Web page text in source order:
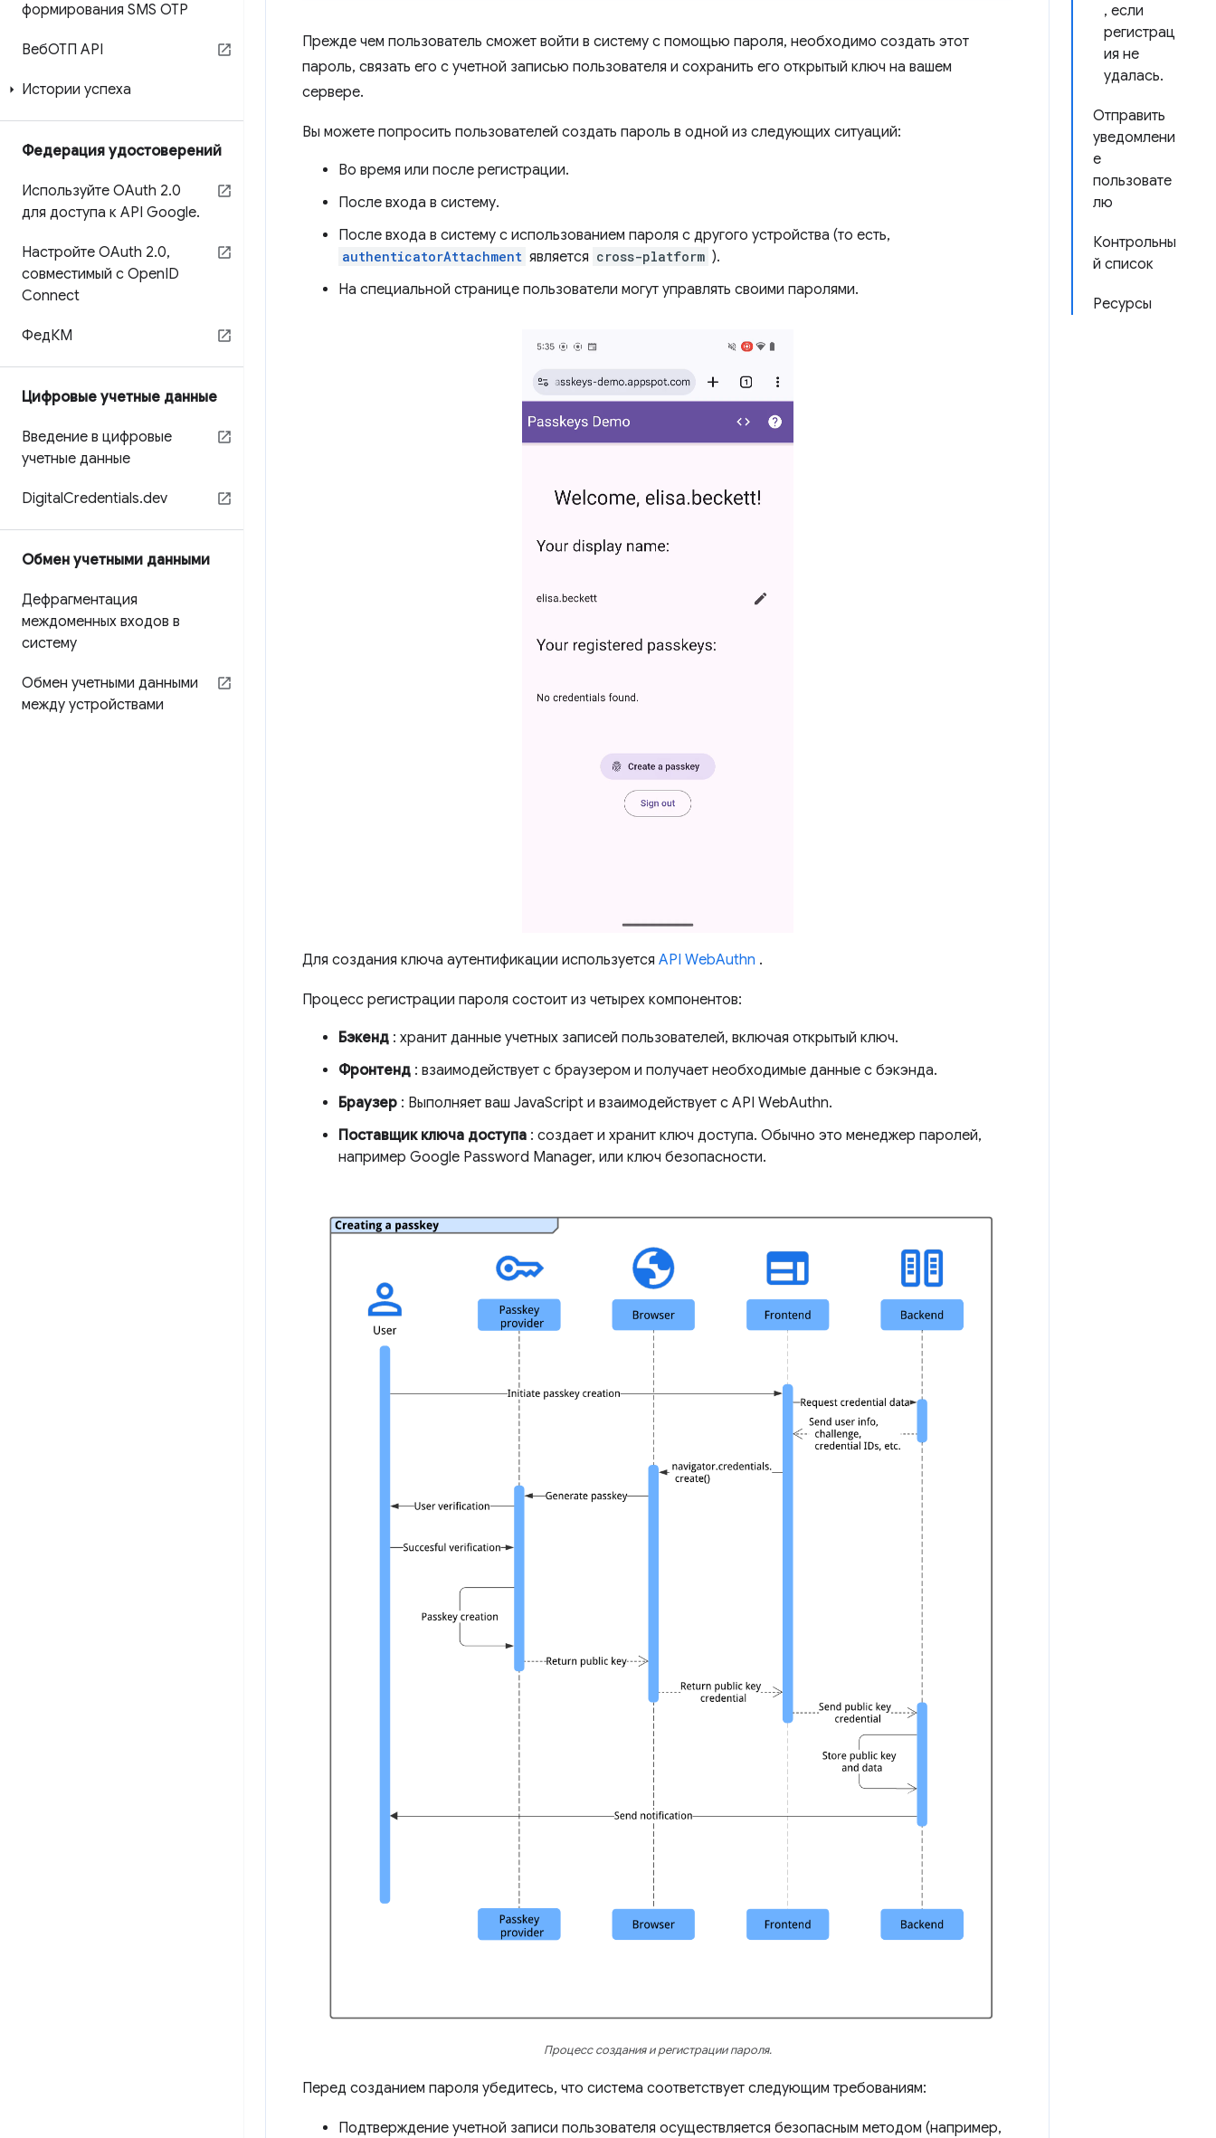
формирования SMS OTP
ВебОТП API
Истории успеха
Федерация удостоверений
Используйте OAuth 2.0
для доступа к API Google.
Настройте OAuth 2.0,
совместимый с OpenID
Connect
ФедКМ
Цифровые учетные данные
Введение в цифровые
учетные данные
DigitalCredentials.dev
Обмен учетными данными
Дефрагментация
междоменных входов в
систему
Обмен учетными данными
между устройствами
, если
регистрац
ия не
удалась.
Отправить
уведомлени
е
пользовате
лю
Контрольны
й список
Ресурсы
Прежде чем пользователь сможет войти в систему с помощью пароля, необходимо создать этот
пароль, связать его с учетной записью пользователя и сохранить его открытый ключ на вашем
сервере.
Вы можете попросить пользователей создать пароль в одной из следующих ситуаций:
Во время или после регистрации.
После входа в систему.
После входа в систему с использованием пароля с другого устройства (то есть,
authenticatorAttachment является cross-platform ).
На специальной странице пользователи могут управлять своими паролями.
Для создания ключа аутентификации используется API WebAuthn .
Процесс регистрации пароля состоит из четырех компонентов:
Бэкенд : хранит данные учетных записей пользователей, включая открытый ключ.
Фронтенд : взаимодействует с браузером и получает необходимые данные с бэкэнда.
Браузер : Выполняет ваш JavaScript и взаимодействует с API WebAuthn.
Поставщик ключа доступа : создает и хранит ключ доступа. Обычно это менеджер паролей,
например Google Password Manager, или ключ безопасности.
Процесс создания и регистрации пароля.
Перед созданием пароля убедитесь, что система соответствует следующим требованиям:
Подтверждение учетной записи пользователя осуществляется безопасным методом (например,